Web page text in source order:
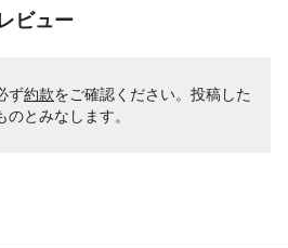
ビュー
ず約款をご確認ください。投稿した
とみなします。